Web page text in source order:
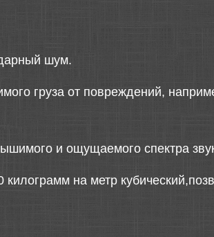
шум.
груза от повреждений,
и ощущаемого спектра
на метр